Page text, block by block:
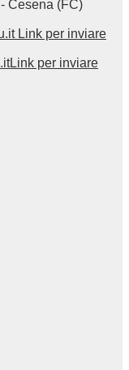
Cesena (FC)
Link per inviare
Link per inviare